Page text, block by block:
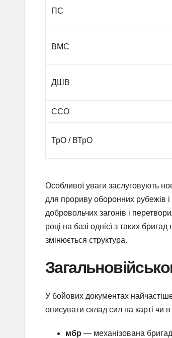
ПС
ВМС
ДШВ
ССО
ТрО / ВТрО
Особливої уваги заслуговують
для прориву оборонних рубежів
добровольчих загонів і
році на базі однієї з таких
змінюється структура.
У бойових документах
описувати склад сил на карті чи в
мбр — механізована